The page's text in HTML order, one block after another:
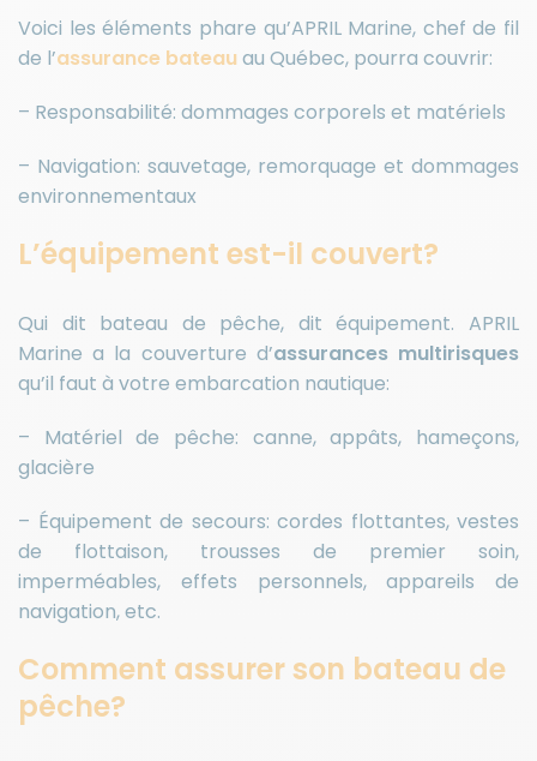
Voici les éléments phare qu’APRIL Marine, chef de fil
de l’assurance bateauau Québec, pourra couvrir:
– Responsabilité: dommages corporels et matériels
– Navigation: sauvetage, remorquage et dommages
environnementaux
L’équipement est-il couvert?
Qui dit bateau de pêche, dit équipement. APRIL
Marine a la couverture d’assurances multirisques
qu’il faut à votre embarcation nautique:
– Matériel de pêche: canne, appâts, hameçons,
glacière
– Équipement de secours: cordes flottantes, vestes
de flottaison, trousses de premier soin,
imperméables, effets personnels, appareils de
navigation, etc.
Comment assurer son bateau de
pêche?